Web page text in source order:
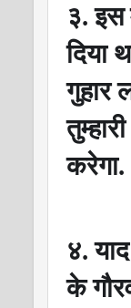
३. इस
दिया
गुहार
करेगा.
४.
के